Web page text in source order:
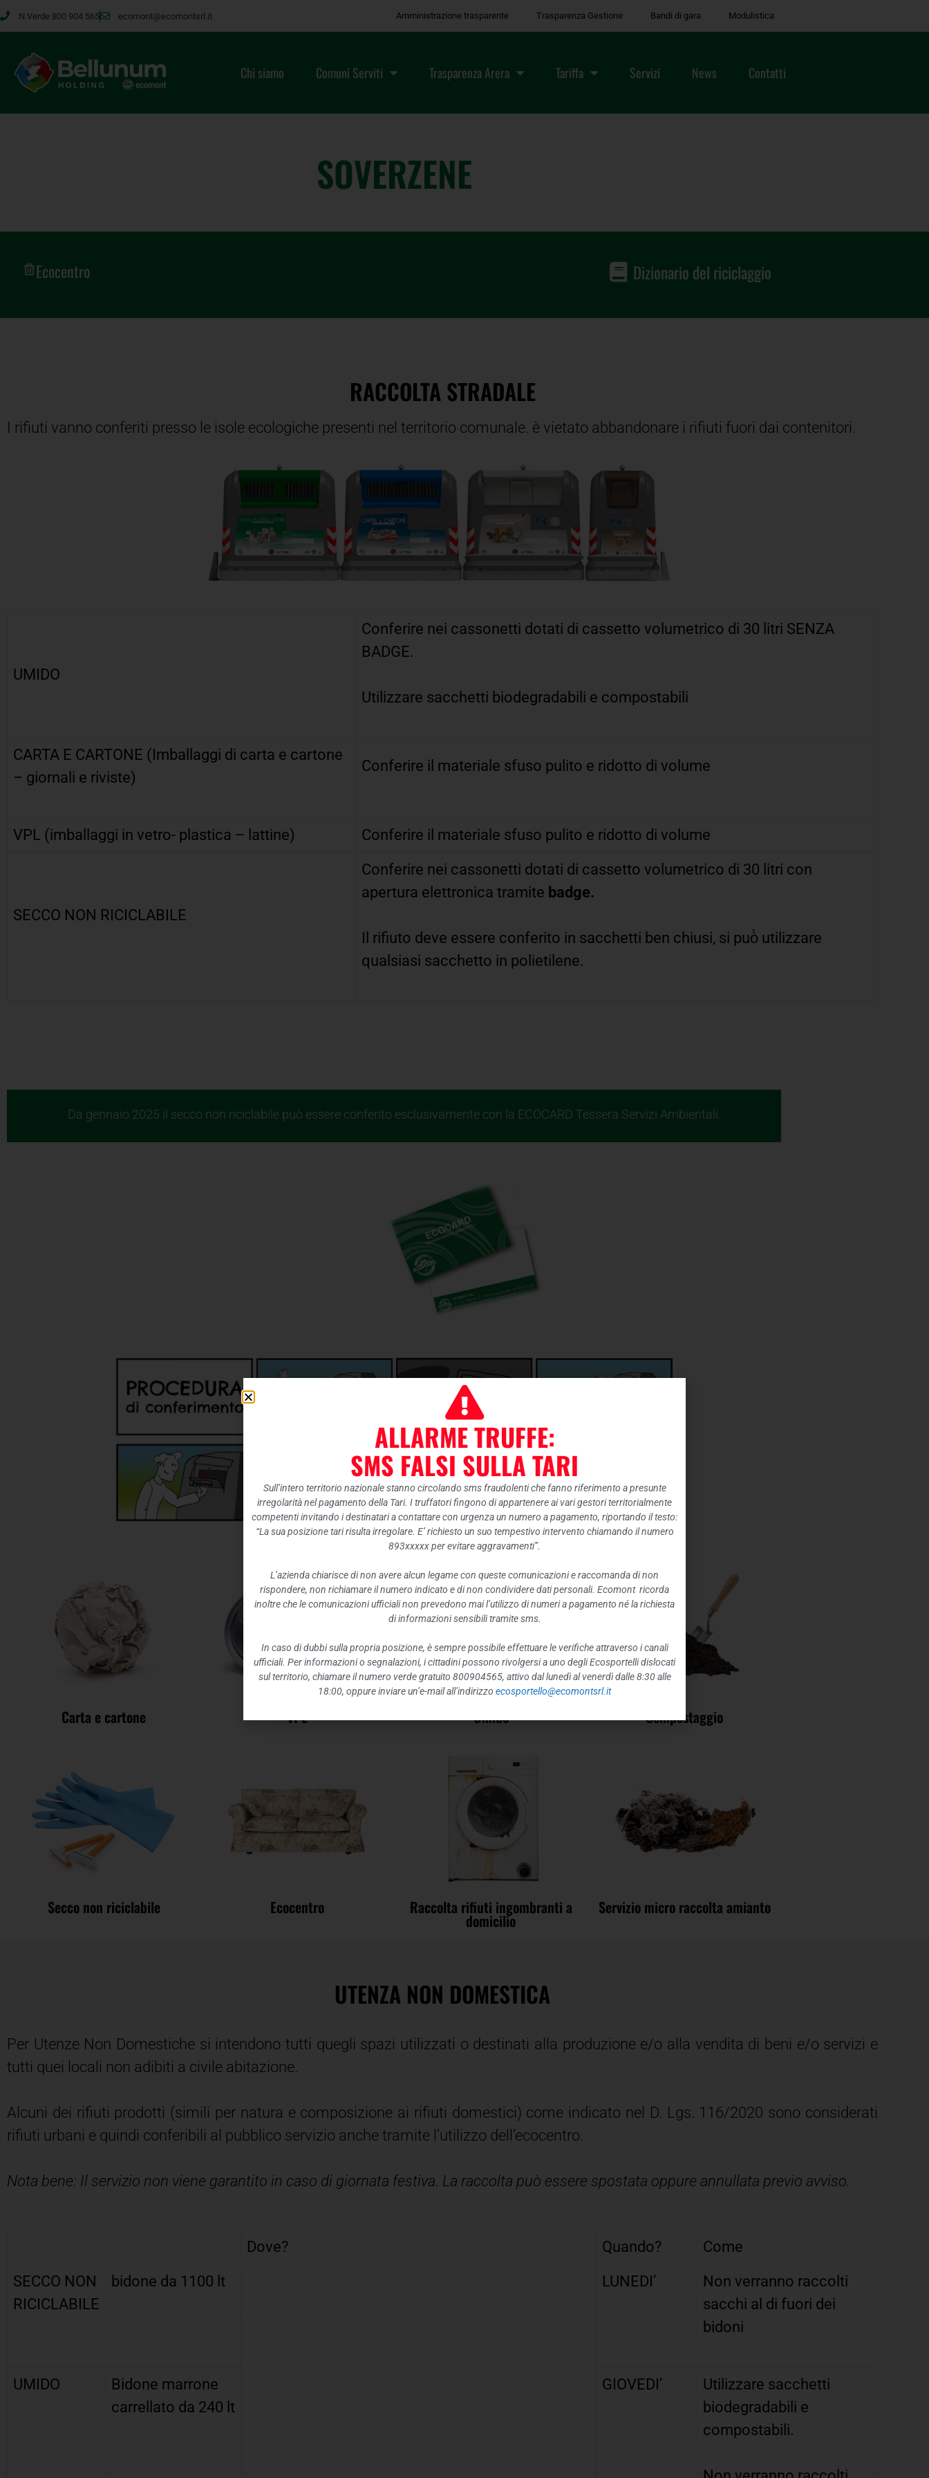
N.Verde 800 904 565 ecomont@ecomontsrl.it Amministrazione trasparente Trasparenza Gestione Bandi di gara Modulistica
Chi siamo Comuni Serviti Trasparenza Arera Tariffa Servizi News Contatti
SOVERZENE
Ecocentro Dizionario del riciclaggio
RACCOLTA STRADALE
I rifiuti vanno conferiti presso le isole ecologiche presenti nel territorio comunale. è vietato abbandonare i rifiuti fuori dai contenitori.
UMIDO
Conferire nei cassonetti dotati di cassetto volumetrico di 30 litri SENZA
BADGE.
Utilizzare sacchetti biodegradabili e compostabili
CARTA E CARTONE (Imballaggi di carta e cartone
– giornali e riviste)
Conferire il materiale sfuso pulito e ridotto di volume
VPL (imballaggi in vetro- plastica – lattine) Conferire il materiale sfuso pulito e ridotto di volume
SECCO NON RICICLABILE
Conferire nei cassonetti dotati di cassetto volumetrico di 30 litri con
apertura elettronica tramite badge.
Il rifiuto deve essere conferito in sacchetti ben chiusi, si può̀ utilizzare
qualsiasi sacchetto in polietilene.
Da gennaio 2025 il secco non riciclabile può essere conferito esclusivamente con la ECOCARD Tessera Servizi Ambientali.
Carta e cartone VPL Umido Compostaggio
Secco non riciclabile Ecocentro Raccolta rifiuti ingombranti a
domicilio
Servizio micro raccolta amianto
UTENZA NON DOMESTICA
Per Utenze Non Domestiche si intendono tutti quegli spazi utilizzati o destinati alla produzione e/o alla vendita di beni e/o servizi e
tutti quei locali non adibiti a civile abitazione.
Alcuni dei rifiuti prodotti (simili per natura e composizione ai rifiuti domestici) come indicato nel D. Lgs. 116/2020 sono considerati
rifiuti urbani e quindi conferibili al pubblico servizio anche tramite l’utilizzo dell’ecocentro.
Nota bene: Il servizio non viene garantito in caso di giornata festiva. La raccolta può essere spostata oppure annullata previo avviso.
Dove? Quando?
Come
SECCO NON
RICICLABILE
bidone da 1100 lt LUNEDI’
Non verranno raccolti
sacchi al di fuori dei
bidoni
UMIDO
Bidone marrone
carrellato da 240 lt
GIOVEDI’
Utilizzare sacchetti
biodegradabili e
compostabili.
ALLARME TRUFFE:
SMS FALSI SULLA TARI
Sull’intero territorio nazionale stanno circolando sms fraudolenti che fanno riferimento a presunte
irregolarità nel pagamento della Tari. I truffatori fingono di appartenere ai vari gestori territorialmente
competenti invitando i destinatari a contattare con urgenza un numero a pagamento, riportando il testo:
“La sua posizione tari risulta irregolare. E’ richiesto un suo tempestivo intervento chiamando il numero
893xxxxx per evitare aggravamenti”.
L’azienda chiarisce di non avere alcun legame con queste comunicazioni e raccomanda di non
rispondere, non richiamare il numero indicato e di non condividere dati personali. Ecomont ricorda
inoltre che le comunicazioni ufficiali non prevedono mai l’utilizzo di numeri a pagamento né la richiesta
di informazioni sensibili tramite sms.
In caso di dubbi sulla propria posizione, è sempre possibile effettuare le verifiche attraverso i canali
ufficiali. Per informazioni o segnalazioni, i cittadini possono rivolgersi a uno degli Ecosportelli dislocati
sul territorio, chiamare il numero verde gratuito 800904565, attivo dal lunedì al venerdì dalle 8:30 alle
18:00, oppure inviare un’e-mail all’indirizzo ecosportello@ecomontsrl.it